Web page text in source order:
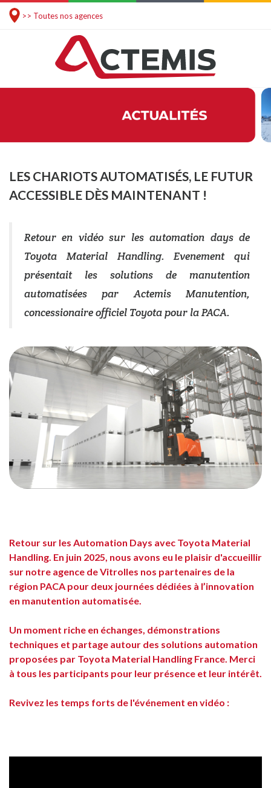
>> Toutes nos agences
LES CHARIOTS AUTOMATISÉS, LE FUTUR
ACCESSIBLE DÈS MAINTENANT !
Retour en vidéo sur les automation days de
Toyota Material Handling. Evenement qui
présentait les solutions de manutention
automatisées par Actemis Manutention,
concessionaire officiel Toyota pour la PACA.
Retour sur les Automation Days avec Toyota Material
Handling. En juin 2025, nous avons eu le plaisir d'accueillir
sur notre agence de Vitrolles nos partenaires de la
région PACA pour deux journées dédiées à l’innovation
en manutention automatisée.
Un moment riche en échanges, démonstrations
techniques et partage autour des solutions automation
proposées par Toyota Material Handling France. Merci
à tous les participants pour leur présence et leur intérêt.
Revivez les temps forts de l'événement en vidéo :